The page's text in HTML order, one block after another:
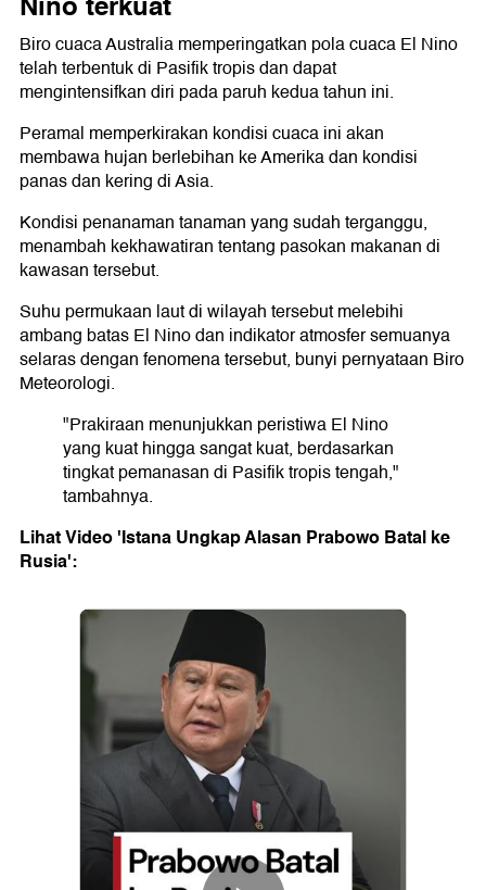
Biro cuaca Australia memperingatkan pola cuaca El Nino
telah terbentuk di Pasifik tropis dan dapat
mengintensifkan diri pada paruh kedua tahun ini.
Peramal memperkirakan kondisi cuaca ini akan
membawa hujan berlebihan ke Amerika dan kondisi
panas dan kering di Asia.
Kondisi penanaman tanaman yang sudah terganggu,
menambah kekhawatiran tentang pasokan makanan di
kawasan tersebut.
Suhu permukaan laut di wilayah tersebut melebihi
ambang batas El Nino dan indikator atmosfer semuanya
selaras dengan fenomena tersebut, bunyi pernyataan Biro
Meteorologi.
"Prakiraan menunjukkan peristiwa El Nino
yang kuat hingga sangat kuat, berdasarkan
tingkat pemanasan di Pasifik tropis tengah,"
tambahnya.
Lihat Video 'Istana Ungkap Alasan Prabowo Batal ke
Rusia':